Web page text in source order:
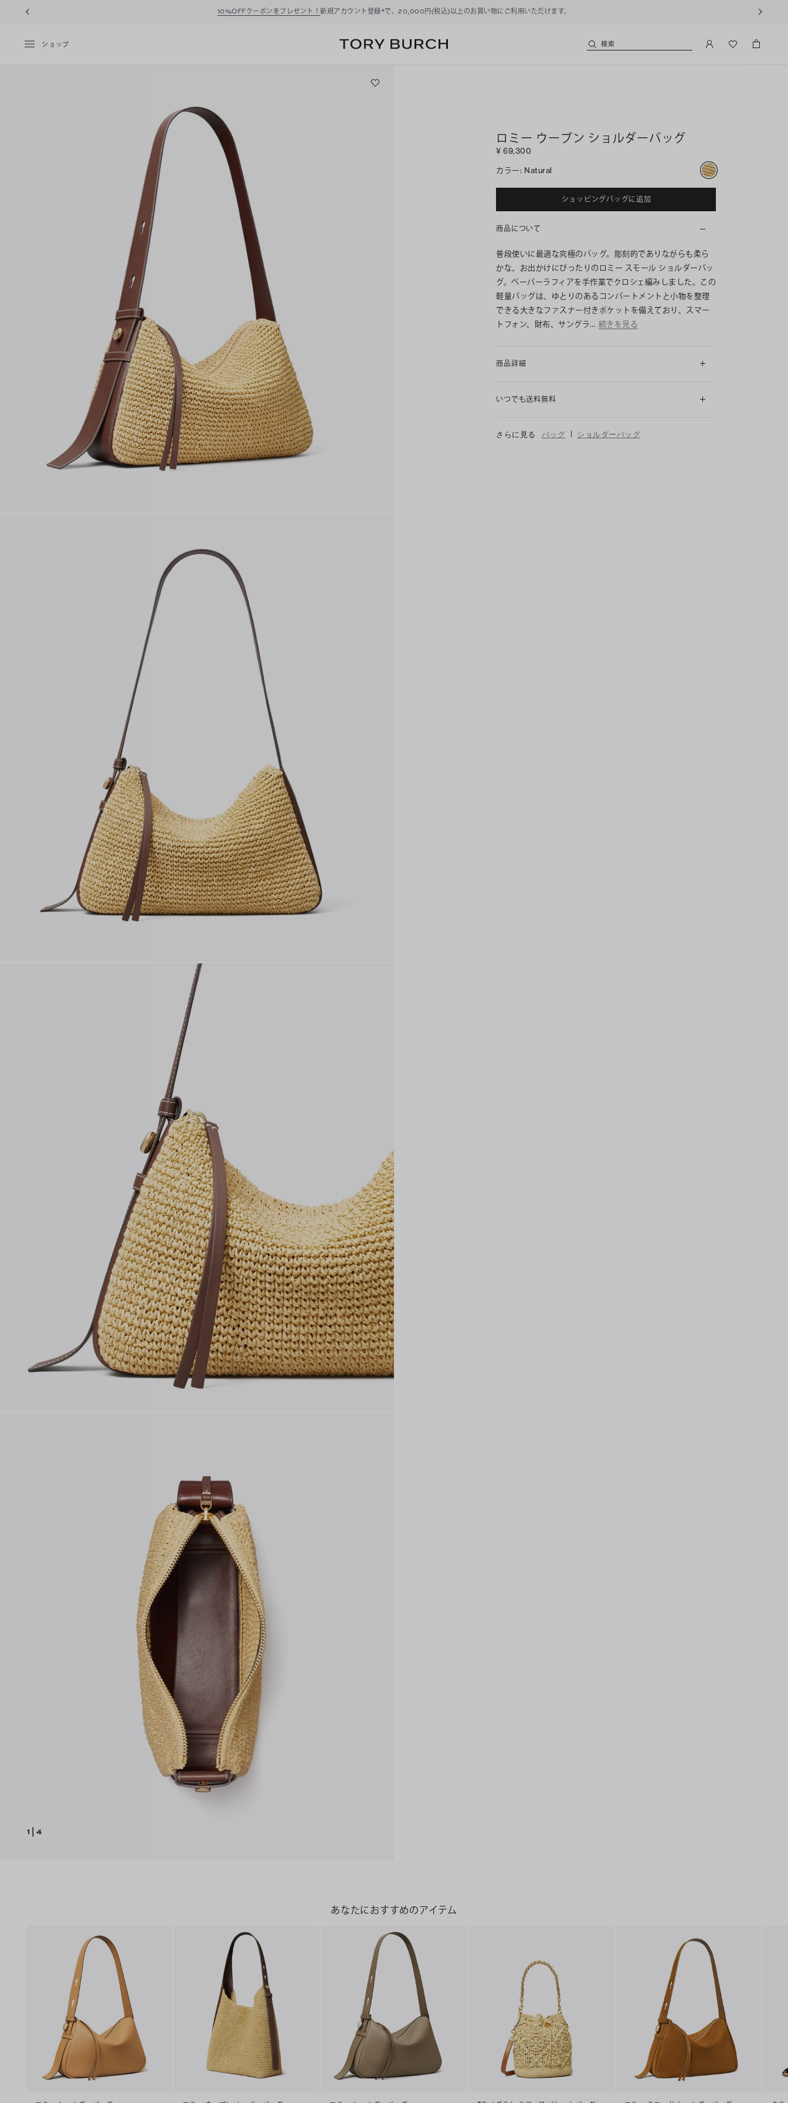
10%OFFクーポンをプレゼント！ 新規アカウント登録*で、20,000円(税込)以上のお買い物にご利用いただけます。
ショップ 検索
1 4
ロミー ウーブン ショルダーバッグ
¥ 69,300
カラー: Natural
ショッピングバッグに追加
商品について
普段使いに最適な究極のバッグ。彫刻的でありながらも柔ら
かな、お出かけにぴったりのロミー スモール ショルダーバッ
グ。ペーパーラフィアを手作業でクロシェ編みしました。この
軽量バッグは、ゆとりのあるコンパートメントと小物を整理
できる大きなファスナー付きポケットを備えており、スマー
トフォン、財布、サングラ… 続きを見る
商品詳細
いつでも送料無料
さらに見る バッグ | ショルダーバッグ
あなたにおすすめのアイテム